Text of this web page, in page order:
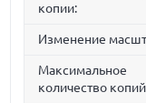
копии:
Изменение
Максимальное
количество